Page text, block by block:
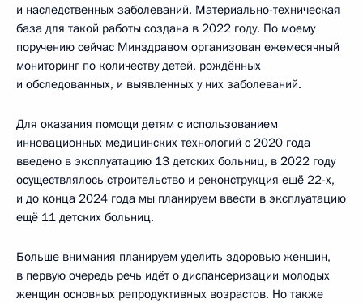
и наследственных заболеваний. Материально-техническая
база для такой работы создана в 2022 году. По моему
поручению сейчас Минздравом организован ежемесячный
мониторинг по количеству детей, рождённых
и обследованных, и выявленных у них заболеваний.
Для оказания помощи детям с использованием
инновационных медицинских технологий с 2020 года
введено в эксплуатацию 13 детских больниц, в 2022 году
осуществлялось строительство и реконструкция ещё 22-х,
и до конца 2024 года мы планируем ввести в эксплуатацию
ещё 11 детских больниц.
Больше внимания планируем уделить здоровью женщин,
в первую очередь речь идёт о диспансеризации молодых
женщин основных репродуктивных возрастов. Но также